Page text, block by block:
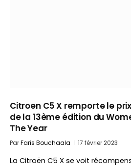
Citroen C5 X remporte le
de la 13ème édition du
The Year
ParFaris Bouchaala 17 février 2023
La Citroën C5 X se voit